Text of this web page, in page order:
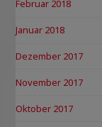
Februar 2018
Januar 2018
Dezember 2017
November 2017
Oktober 2017